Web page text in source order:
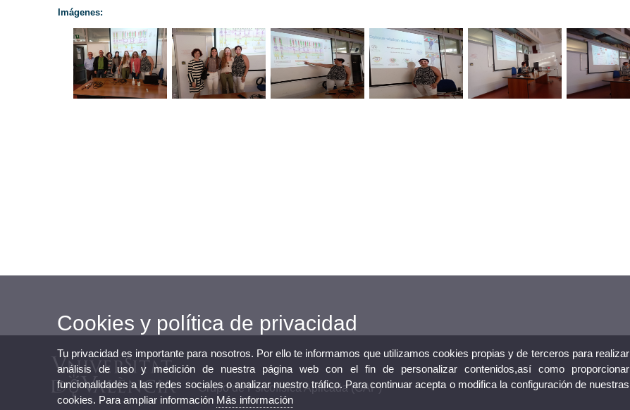
Imágenes:
Grupo de Psicofísica Aplicada (GAP)
Cookies y política de privacidad
Tu privacidad es importante para nosotros. Por ello te informamos que utilizamos cookies propias y de terceros para realizar
análisis de uso y medición de nuestra página web con el fin de personalizar contenidos,así como proporcionar
funcionalidades a las redes sociales o analizar nuestro tráfico. Para continuar acepta o modifica la configuración de nuestras
cookies. Para ampliar información Más información